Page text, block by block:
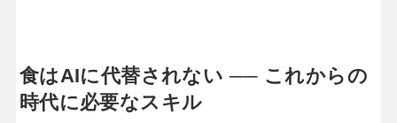
食はAIに代替されない ── これからの
時代に必要なスキル